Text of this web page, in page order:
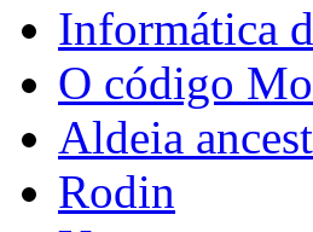
Informática
O código
Aldeia
Rodin